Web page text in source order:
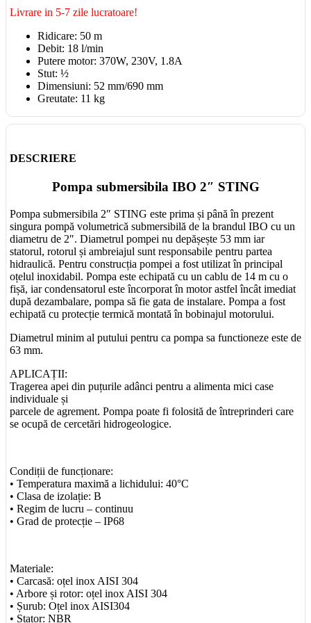
Livrare in 5-7 zile lucratoare!
Ridicare: 50 m
Debit: 18 l/min
Putere motor: 370W, 230V, 1.8A
Stut: ½
Dimensiuni: 52 mm/690 mm
Greutate: 11 kg
DESCRIERE
Pompa submersibila IBO 2″ STING
Pompa submersibila 2″ STING este prima și până în prezent
singura pompă volumetrică submersibilă de la brandul IBO cu un
diametru de 2″. Diametrul pompei nu depășește 53 mm iar
statorul, rotorul și ambreiajul sunt responsabile pentru partea
hidraulică. Pentru construcția pompei a fost utilizat în principal
oțelul inoxidabil. Pompa este echipată cu un cablu de 14 m cu o
fișă, iar condensatorul este încorporat în motor astfel încât imediat
după dezambalare, pompa să fie gata de instalare. Pompa a fost
echipată cu protecție termică montată în bobinajul motorului.
Diametrul minim al putului pentru ca pompa sa functioneze este de
63 mm.
APLICAȚII:
Tragerea apei din puțurile adânci pentru a alimenta mici case
individuale și
parcele de agrement. Pompa poate fi folosită de întreprinderi care
se ocupă de cercetări hidrogeologice.
Condiții de funcționare:
• Temperatura maximă a lichidului: 40°C
• Clasa de izolație: B
• Regim de lucru – continuu
• Grad de protecție – IP68
Materiale:
• Carcasă: oțel inox AISI 304
• Arbore și rotor: oțel inox AISI 304
• Șurub: Oțel inox AISI304
• Stator: NBR